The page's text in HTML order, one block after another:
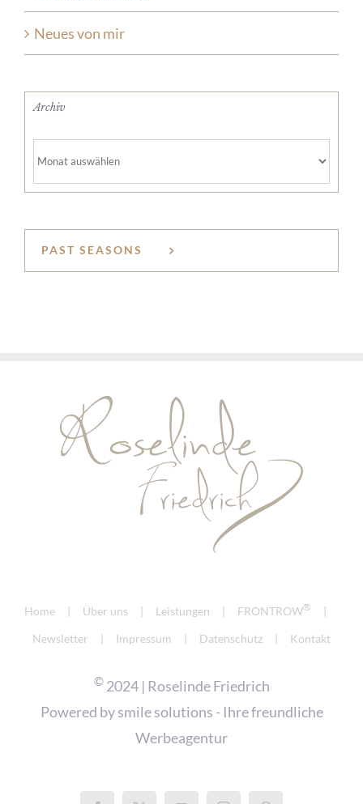
Neues von mir
Archiv
PAST SEASONS
Home Über uns Leistungen FRONTROW®
Newsletter Impressum Datenschutz Kontakt
©2024 | Roselinde Friedrich
Powered bysmile solutions - Ihre freundliche
Werbeagentur